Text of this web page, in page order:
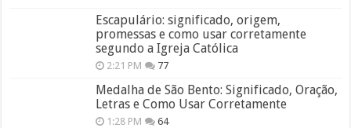
Escapulário: significado, origem,
promessas e como usar corretamente
segundo a Igreja Católica
2:21 PM 77
Medalha de São Bento: Significado, Oração,
Letras e Como Usar Corretamente
1:28 PM 64